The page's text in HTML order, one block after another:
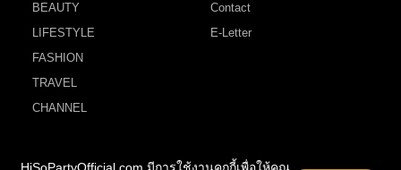
BEAUTY
LIFESTYLE
FASHION
TRAVEL
CHANNEL
Contact
E-Letter